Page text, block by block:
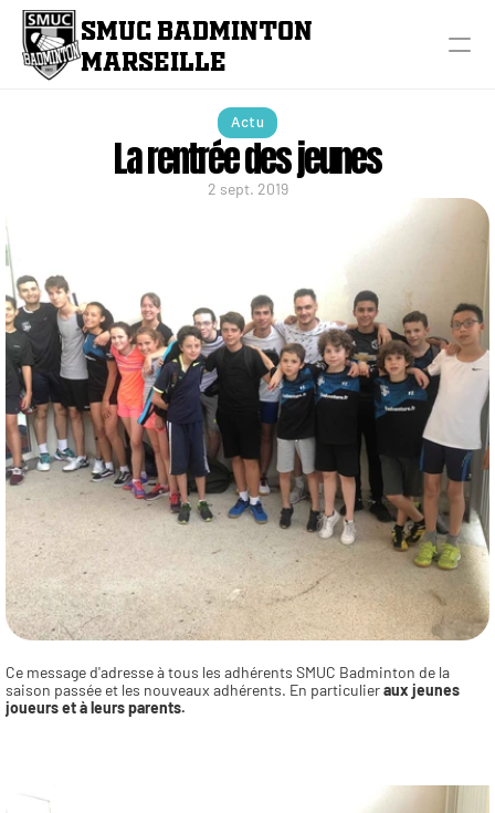
SMUC BADMINTON
MARSEILLE
Actu
La rentrée des jeunes
2 sept. 2019
Ce message d'adresse à tous les adhérents SMUC Badminton de la
saison passée et les nouveaux adhérents. En particulier aux jeunes
joueurs et à leurs parents.